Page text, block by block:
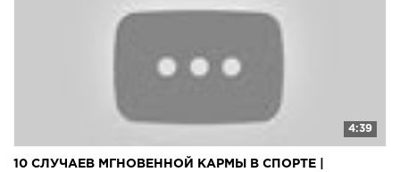
4:39
10 СЛУЧАЕВ МГНОВЕННОЙ КАРМЫ В СПОРТЕ |